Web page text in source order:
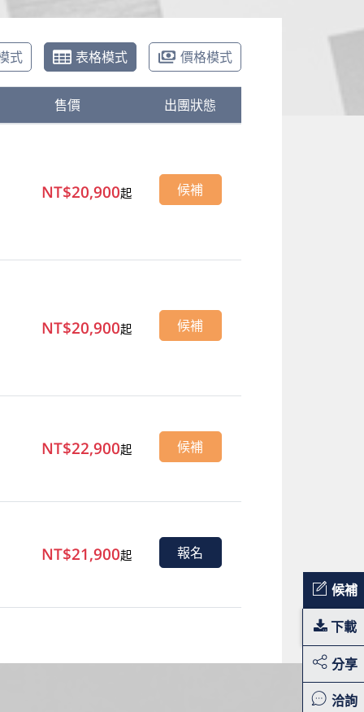
候補
下載
分享
洽詢
式 表格模式 價格模式
售價 出團狀態
NT$20,900起 候補
NT$20,900起 候補
NT$22,900起 候補
NT$21,900起 報名